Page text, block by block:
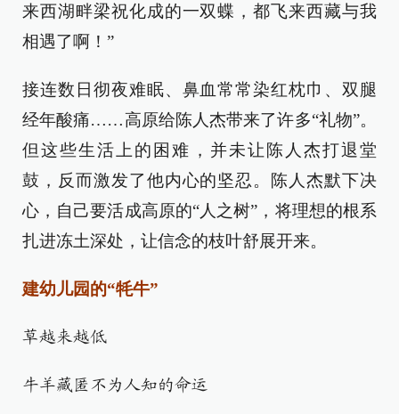
来西湖畔梁祝化成的一双蝶，都飞来西藏与我
相遇了啊！”
接连数日彻夜难眠、鼻血常常染红枕巾、双腿
经年酸痛……高原给陈人杰带来了许多“礼物”。
但这些生活上的困难，并未让陈人杰打退堂
鼓，反而激发了他内心的坚忍。陈人杰默下决
心，自己要活成高原的“人之树”，将理想的根系
扎进冻土深处，让信念的枝叶舒展开来。
建幼儿园的“牦牛”
草越来越低
牛羊藏匿不为人知的命运